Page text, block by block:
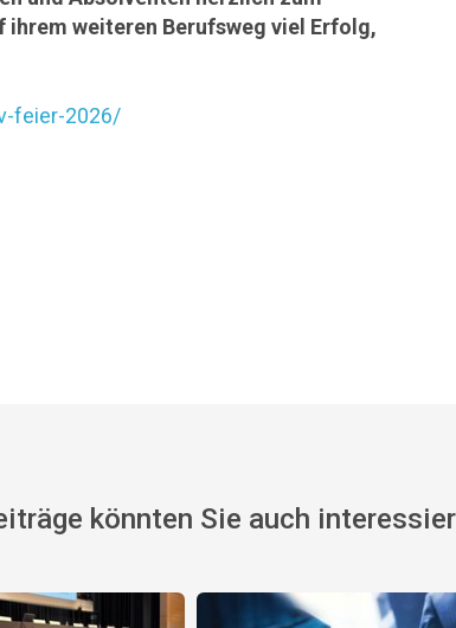
weiteren Berufsweg viel Erfolg,
feier-2026/
könnten Sie auch